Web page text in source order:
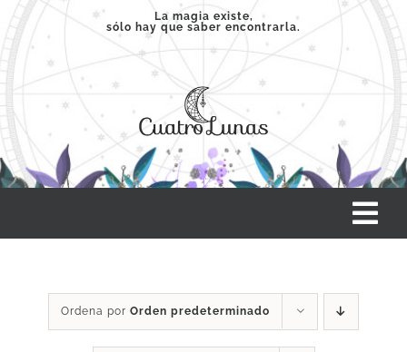
Saltar
contenido
La magia existe,
sólo hay que saber encontrarla.
SERVICIOS
Ordena por Orden predeterminado